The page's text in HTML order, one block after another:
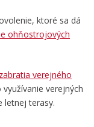
ktoré sa dá
ohňostrojových
verejného
verejných
letnej terasy.